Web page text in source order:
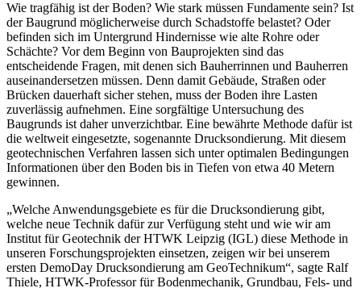
Wie tragfähig ist der Boden? Wie stark müssen Fundamente sein? Ist
der Baugrund möglicherweise durch Schadstoffe belastet? Oder
befinden sich im Untergrund Hindernisse wie alte Rohre oder
Schächte? Vor dem Beginn von Bauprojekten sind das
entscheidende Fragen, mit denen sich Bauherrinnen und Bauherren
auseinandersetzen müssen. Denn damit Gebäude, Straßen oder
Brücken dauerhaft sicher stehen, muss der Boden ihre Lasten
zuverlässig aufnehmen. Eine sorgfältige Untersuchung des
Baugrunds ist daher unverzichtbar. Eine bewährte Methode dafür ist
die weltweit eingesetzte, sogenannte Drucksondierung. Mit diesem
geotechnischen Verfahren lassen sich unter optimalen Bedingungen
Informationen über den Boden bis in Tiefen von etwa 40 Metern
gewinnen.
„Welche Anwendungsgebiete es für die Drucksondierung gibt,
welche neue Technik dafür zur Verfügung steht und wie wir am
Institut für Geotechnik der HTWK Leipzig (IGL) diese Methode in
unseren Forschungsprojekten einsetzen, zeigen wir bei unserem
ersten DemoDay Drucksondierung am GeoTechnikum“, sagte Ralf
Thiele, HTWK-Professor für Bodenmechanik, Grundbau, Fels- und